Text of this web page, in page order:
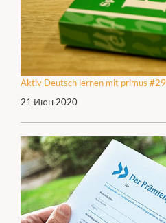
Aktiv Deutsch lernen mit primus #29
21 Июн 2020